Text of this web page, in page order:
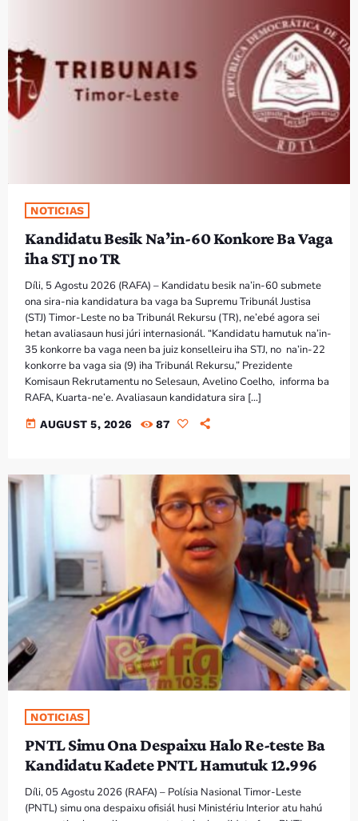
NOTICIAS
Kandidatu Besik Na’in-60 Konkore Ba Vaga
iha STJ no TR
Díli, 5 Agostu 2026 (RAFA) – Kandidatu besik na’in-60 submete
ona sira-nia kandidatura ba vaga ba Supremu Tribunál Justisa
(STJ) Timor-Leste no ba Tribunál Rekursu (TR), ne’ebé agora sei
hetan avaliasaun husi júri internasionál. “Kandidatu hamutuk na’in-
35 konkorre ba vaga neen ba juiz konselleiru iha STJ, no na’in-22
konkorre ba vaga sia (9) iha Tribunál Rekursu,” Prezidente
Komisaun Rekrutamentu no Selesaun, Avelino Coelho, informa ba
RAFA, Kuarta-ne’e. Avaliasaun kandidatura sira […]
today AUGUST 5, 2026 87
NOTICIAS
PNTL Simu Ona Despaixu Halo Re-teste Ba
Kandidatu Kadete PNTL Hamutuk 12.996
Díli, 05 Agostu 2026 (RAFA) – Polísia Nasional Timor-Leste
(PNTL) simu ona despaixu ofisiál husi Ministériu Interior atu hahú